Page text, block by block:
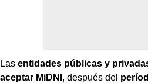
Las entidades públicas y
aceptar MiDNI , después del